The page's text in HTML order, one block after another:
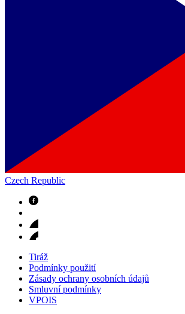
Czech Republic
Tiráž
Podmínky použití
Zásady ochrany osobních údajů
Smluvní podmínky
VPOIS